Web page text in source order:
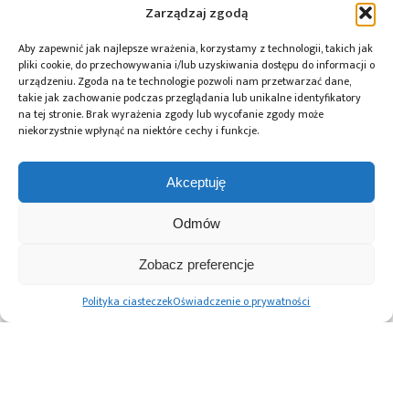
Zarządzaj zgodą
Aby zapewnić jak najlepsze wrażenia, korzystamy z technologii, takich jak
pliki cookie, do przechowywania i/lub uzyskiwania dostępu do informacji o
urządzeniu. Zgoda na te technologie pozwoli nam przetwarzać dane,
takie jak zachowanie podczas przeglądania lub unikalne identyfikatory
na tej stronie. Brak wyrażenia zgody lub wycofanie zgody może
niekorzystnie wpłynąć na niektóre cechy i funkcje.
Akceptuję
Odmów
Zobacz preferencje
Polityka ciasteczekOświadczenie o prywatności
sprzęt pomiarowy
Przeczytaj również:
Microchip i Micron
architekturę
pamięci masowej
PCIe® Gen 6 dla AI
oraz centrów
z Hailo w zakresie
Edge AI